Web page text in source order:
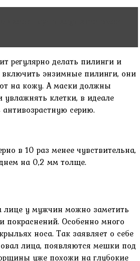
регулярно делать пилинги и
энзимные пилинги, они
на кожу. А маски должны
увлажнять клетки, в идеале
серию.
в 10 раз менее чувствительна,
на 0,2 мм толще.
лице у мужчин можно заметить
покраснений. Особенно много
носа. Так заявляет о себе
лица, появляются мешки под
уже похожи на глубокие